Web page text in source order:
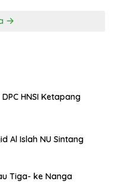
HNSI Ketapang
Al Islah NU Sintang
Tiga- ke Nanga